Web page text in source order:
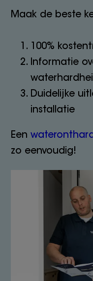
Maak de beste
100%
Informatie
Duidelijke
installatie
Een
zo eenvoudig!